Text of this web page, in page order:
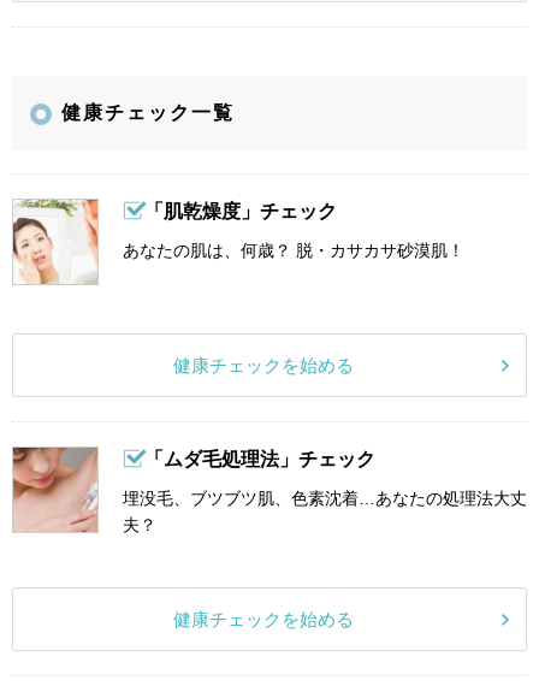
健康チェック一覧
「肌乾燥度」チェック
あなたの肌は、何歳？ 脱・カサカサ砂漠肌！
健康チェックを始める
「ムダ毛処理法」チェック
埋没毛、ブツブツ肌、色素沈着…あなたの処理法大丈
夫？
健康チェックを始める